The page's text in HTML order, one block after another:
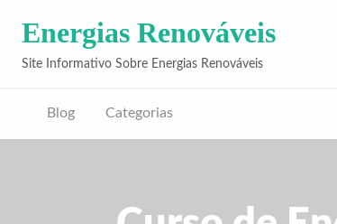
Energias Renováveis
Site Informativo Sobre Energias Renováveis
Blog Categorias